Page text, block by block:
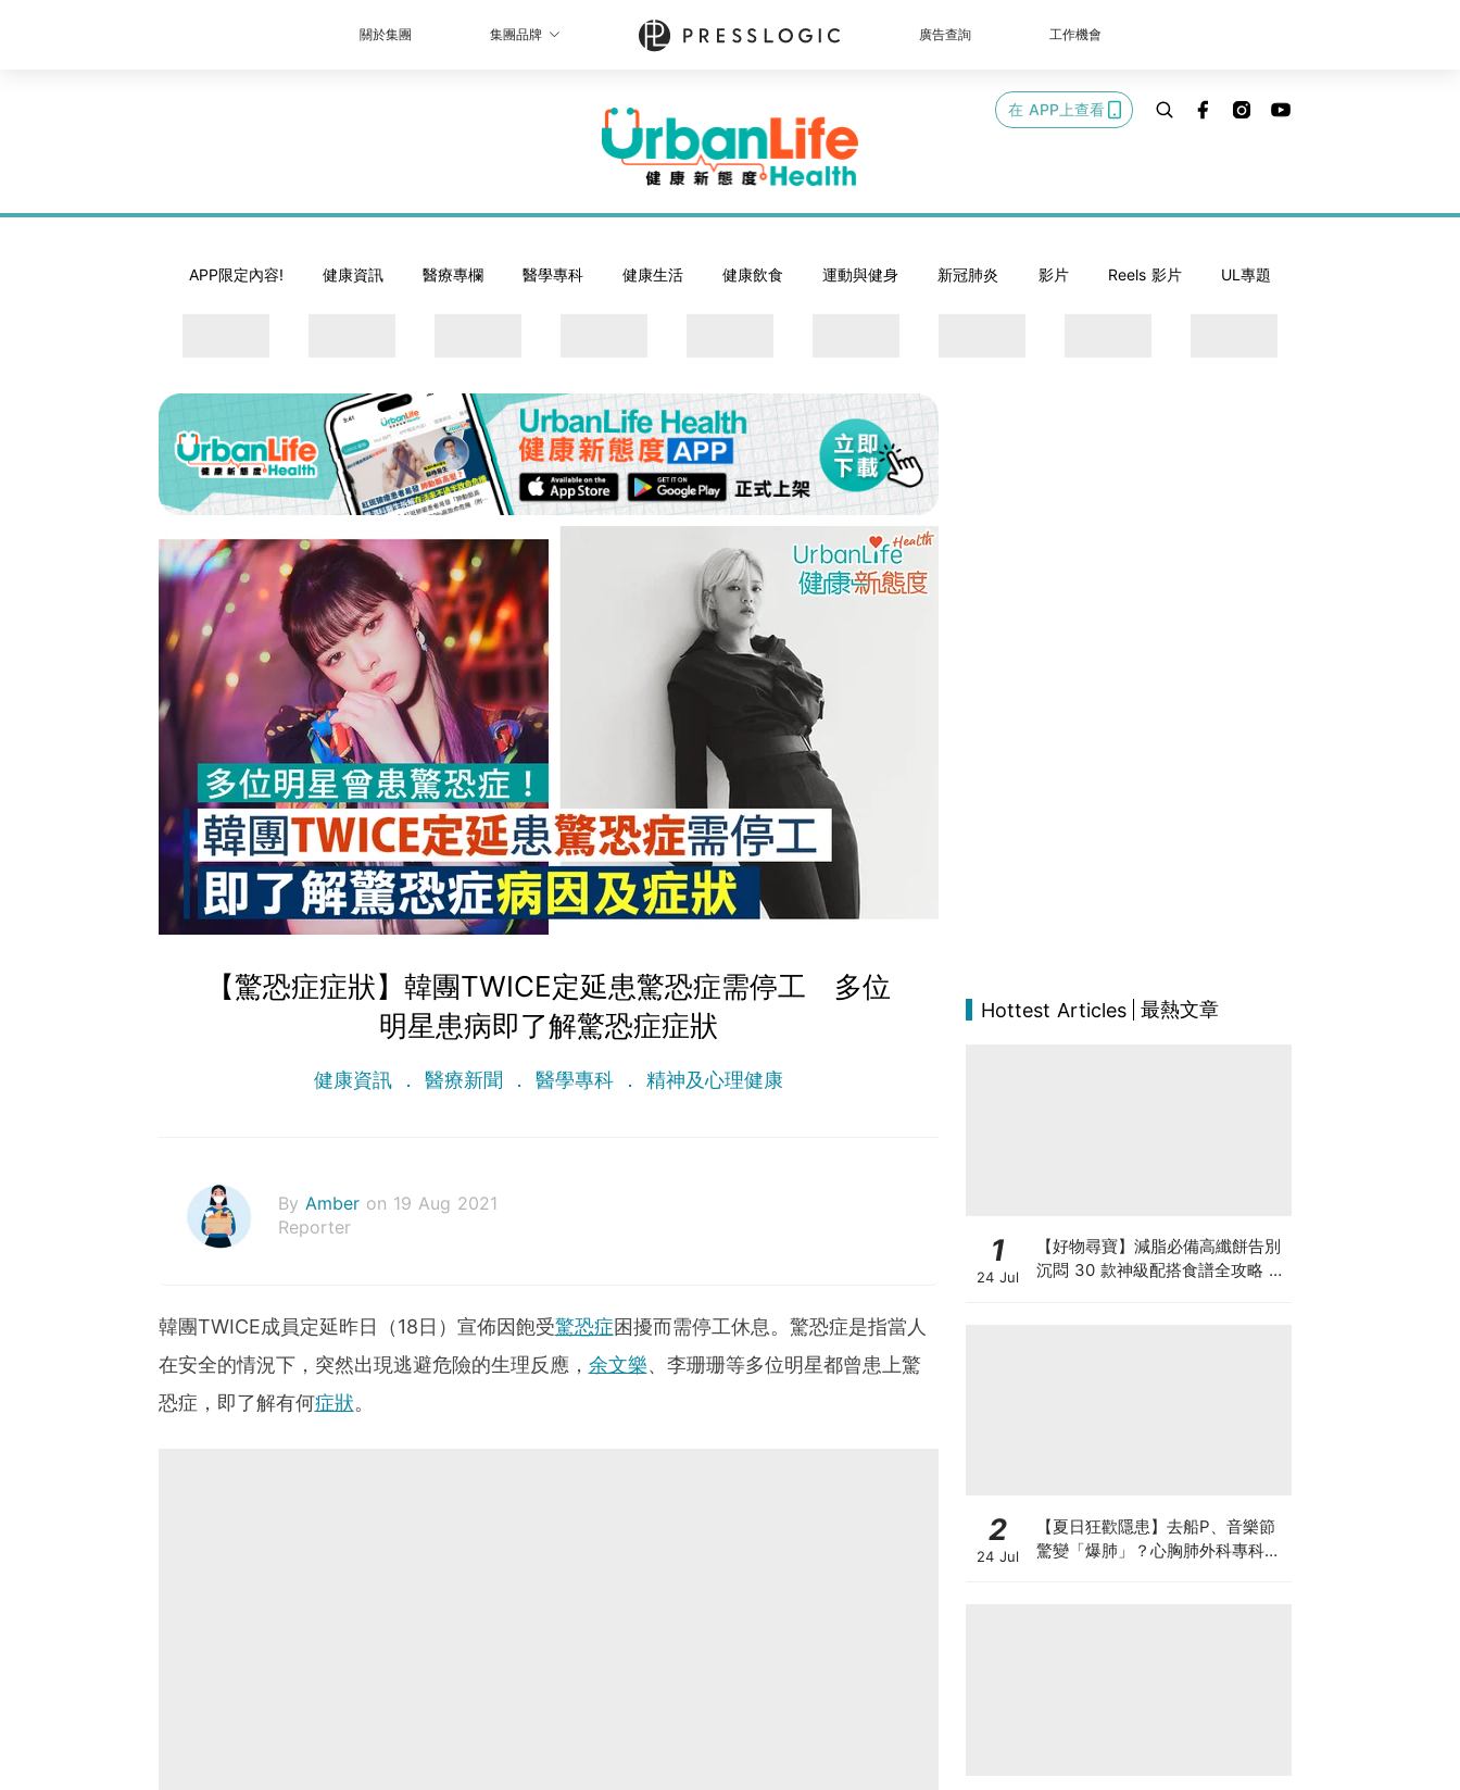
關於集團 集團品牌 廣告查詢 工作機會
在 APP上查看
APP限定內容! 健康資訊 醫療專欄 醫學專科 健康生活 健康飲食 運動與健身 新冠肺炎 影片 Reels 影片 UL專題
【驚恐症症狀】韓團TWICE定延患驚恐症需停工 多位
明星患病即了解驚恐症症狀
健康資訊 醫療新聞 醫學專科 精神及心理健康
By Amber on 19 Aug 2021
Reporter
韓團TWICE成員定延昨日（18日）宣佈因飽受驚恐症困擾而需停工休息。驚恐症是指當人
在安全的情況下，突然出現逃避危險的生理反應， 余文樂、李珊珊等多位明星都曾患上驚
恐症，即了解有何症狀。
Hottest Articles 最熱文章
1
24 Jul
【好物尋寶】減脂必備高纖餅告別
沉悶 30 款神級配搭食譜全攻略 日
2
24 Jul
【夏日狂歡隱患】去船P、音樂節
驚變「爆肺」？心胸肺外科專科醫